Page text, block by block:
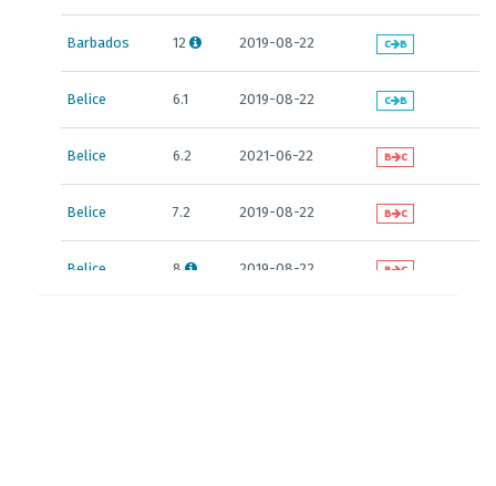
Barbados 12 2019-08-22 C B
Belice 6.1 2019-08-22 C B
Belice 6.2 2021-06-22 B C
Belice 7.2 2019-08-22 B C
Belice 8 2019-08-22 B C